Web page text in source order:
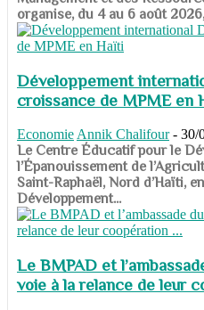
organise, du 4 au 6 août
Développement
croissance de MPME en
Economie Annik Chalifour - 30/
​​​​​​​Le Centre Éducatif pour le
l’Épanouissement de
Saint-Raphaël, Nord d’Haïti,
Développement...
Le BMPAD et
voie à la relance de leur